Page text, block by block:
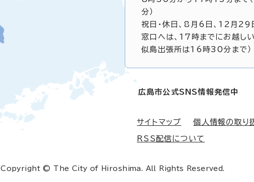
分）
祝日・休日、8月6日、12月
窓口へは、17時までにお越しい
似島出張所は16時30分まで）
広島市公式SNS情報発信中
サイトマップ 個人情報の取り
RSS配信について
Copyright © The City of Hiroshima. All Rights Reserved.